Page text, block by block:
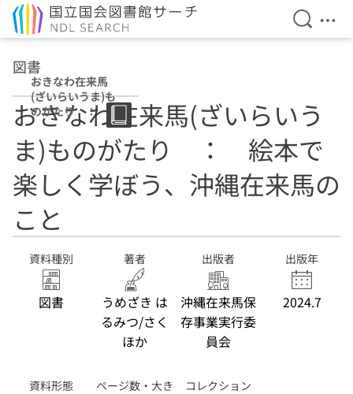
検索を
メ
図書
おきなわ在来馬
(ざいらいうま)も
のがたり ： 絵
本で楽しく学ぼ
う、沖縄在来馬の
こと
おきなわ在来馬(ざいらいう
ま)ものがたり ： 絵本で
楽しく学ぼう、沖縄在来馬の
こと
資料種別
図書
著者
うめざき は
るみつ/さく
ほか
出版者
沖縄在来馬保
存事業実行委
員会
出版年
2024.7
資料形態
ページ数・大き
コレクション